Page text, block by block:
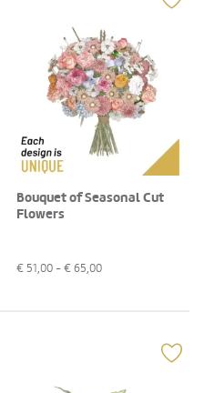
Bouquet of Seasonal Cut
Flowers
€ 51,00 - € 65,00